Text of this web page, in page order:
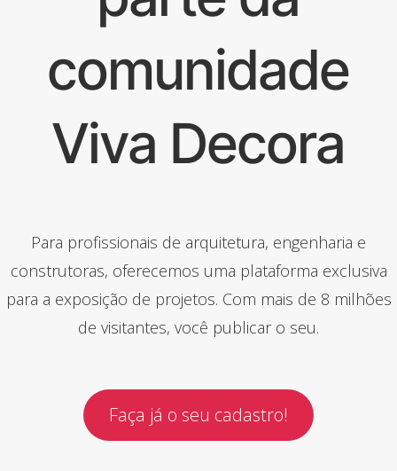
comunidade
Viva Decora
Para profissionais de arquitetura, engenharia e
construtoras, oferecemos uma plataforma exclusiva
para a exposição de projetos. Com mais de 8 milhões
de visitantes, você publicar o seu.
Faça já o seu cadastro!